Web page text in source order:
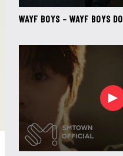
WAYF BOYS – WAYF BOYS DO